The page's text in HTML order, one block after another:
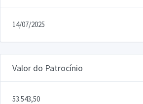
14/07/2025
Valor do Patrocínio
53.543,50